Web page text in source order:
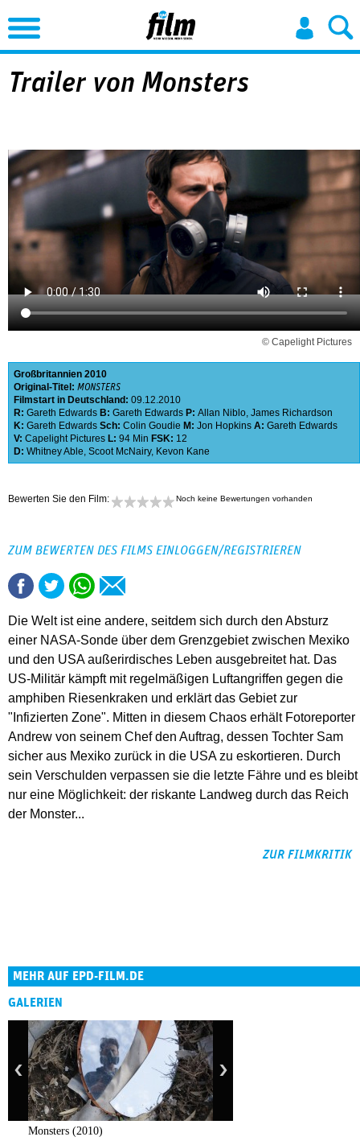
Jump to Navigation
Trailer von Monsters
© Capelight Pictures
Großbritannien 2010
Original-Titel: MONSTERS
Filmstart in Deutschland: 09.12.2010
R: Gareth Edwards B: Gareth Edwards P: Allan Niblo, James Richardson
K: Gareth Edwards Sch: Colin Goudie M: Jon Hopkins A: Gareth Edwards
V: Capelight Pictures L: 94 Min FSK: 12
D: Whitney Able, Scoot McNairy, Kevon Kane
Bewerten Sie den Film: Noch keine Bewertungen vorhanden
ZUM BEWERTEN DES FILMS EINLOGGEN/REGISTRIEREN
Die Welt ist eine andere, seitdem sich durch den Absturz
einer NASA-Sonde über dem Grenzgebiet zwischen Mexiko
und den USA außerirdisches Leben ausgebreitet hat. Das
US-Militär kämpft mit regelmäßigen Luftangriffen gegen die
amphiben Riesenkraken und erklärt das Gebiet zur
"Infizierten Zone". Mitten in diesem Chaos erhält Fotoreporter
Andrew von seinem Chef den Auftrag, dessen Tochter Sam
sicher aus Mexiko zurück in die USA zu eskortieren. Durch
sein Verschulden verpassen sie die letzte Fähre und es bleibt
nur eine Möglichkeit: der riskante Landweg durch das Reich
der Monster...
ZUR FILMKRITIK
MEHR AUF EPD-FILM.DE
GALERIEN
Monsters (2010)